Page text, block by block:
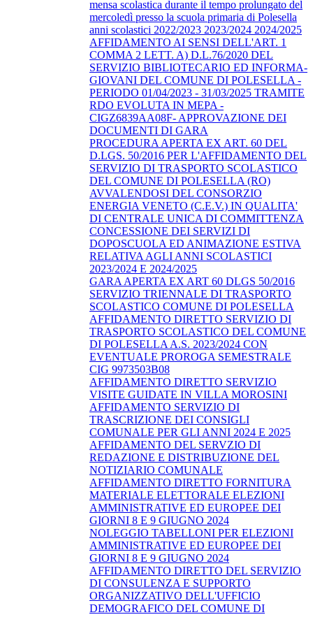
mensa scolastica durante il tempo prolungato del
mercoledì presso la scuola primaria di Polesella
anni scolastici 2022/2023 2023/2024 2024/2025
AFFIDAMENTO AI SENSI DELL'ART. 1
COMMA 2 LETT. A) D.L.76/2020 DEL
SERVIZIO BIBLIOTECARIO ED INFORMA-
GIOVANI DEL COMUNE DI POLESELLA -
PERIODO 01/04/2023 - 31/03/2025 TRAMITE
RDO EVOLUTA IN MEPA -
CIGZ6839AA08F- APPROVAZIONE DEI
DOCUMENTI DI GARA
PROCEDURA APERTA EX ART. 60 DEL
D.LGS. 50/2016 PER L'AFFIDAMENTO DEL
SERVIZIO DI TRASPORTO SCOLASTICO
DEL COMUNE DI POLESELLA (RO)
AVVALENDOSI DEL CONSORZIO
ENERGIA VENETO (C.E.V.) IN QUALITA'
DI CENTRALE UNICA DI COMMITTENZA
CONCESSIONE DEI SERVIZI DI
DOPOSCUOLA ED ANIMAZIONE ESTIVA
RELATIVA AGLI ANNI SCOLASTICI
2023/2024 E 2024/2025
GARA APERTA EX ART 60 DLGS 50/2016
SERVIZIO TRIENNALE DI TRASPORTO
SCOLASTICO COMUNE DI POLESELLA
AFFIDAMENTO DIRETTO SERVIZIO DI
TRASPORTO SCOLASTICO DEL COMUNE
DI POLESELLA A.S. 2023/2024 CON
EVENTUALE PROROGA SEMESTRALE
CIG 9973503B08
AFFIDAMENTO DIRETTO SERVIZIO
VISITE GUIDATE IN VILLA MOROSINI
AFFIDAMENTO SERVIZIO DI
TRASCRIZIONE DEI CONSIGLI
COMUNALE PER GLI ANNI 2024 E 2025
AFFIDAMENTO DEL SERVZIO DI
REDAZIONE E DISTRIBUZIONE DEL
NOTIZIARIO COMUNALE
AFFIDAMENTO DIRETTO FORNITURA
MATERIALE ELETTORALE ELEZIONI
AMMINISTRATIVE ED EUROPEE DEI
GIORNI 8 E 9 GIUGNO 2024
NOLEGGIO TABELLONI PER ELEZIONI
AMMINISTRATIVE ED EUROPEE DEI
GIORNI 8 E 9 GIUGNO 2024
AFFIDAMENTO DIRETTO DEL SERVIZIO
DI CONSULENZA E SUPPORTO
ORGANIZZATIVO DELL'UFFICIO
DEMOGRAFICO DEL COMUNE DI